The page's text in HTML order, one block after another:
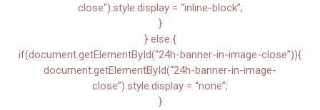
close”).style.display = “inline-block”;
}
} else {
if(document.getElementById(“24h-banner-in-image-close”)){
document.getElementById(“24h-banner-in-image-
close”).style.display = “none”;
}